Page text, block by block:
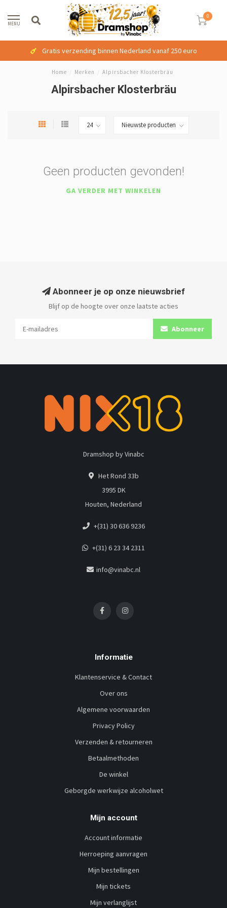
MENU
0
Gratis verzending binnen Nederland vanaf 250 euro
Home Merken Alpirsbacher Klosterbräu
Alpirsbacher Klosterbräu
Geen producten gevonden!
GA VERDER MET WINKELEN
Abonneer je op onze nieuwsbrief
Blijf op de hoogte over onze laatste acties
Abonneer
Dramshop by Vinabc
Het Rond 33b
3995 DK
Houten, Nederland
+(31) 30 636 9236
+(31) 6 23 34 2311
info@vinabc.nl
Informatie
Klantenservice & Contact
Over ons
Algemene voorwaarden
Privacy Policy
Verzenden & retourneren
Betaalmethoden
De winkel
Geborgde werkwijze alcoholwet
Mijn account
Account informatie
Herroeping aanvragen
Mijn bestellingen
Mijn tickets
Mijn verlanglijst